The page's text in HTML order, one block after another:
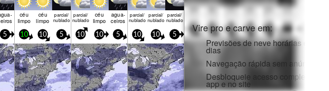
céu
limpo
céu
limpo
parcial/
nublado
parcial/
nublado
céu
limpo
agua­
ceiros
parcial/
nublado
parcial/
nublado
parcial/
nublado
5 10 10 5 10 10 5 10 10 5
Vire pro e carve em:
Previsões de neve horárias e de 16
dias
Navegação rápida sem anúncios
Desbloqueie acesso completo na
app e no site